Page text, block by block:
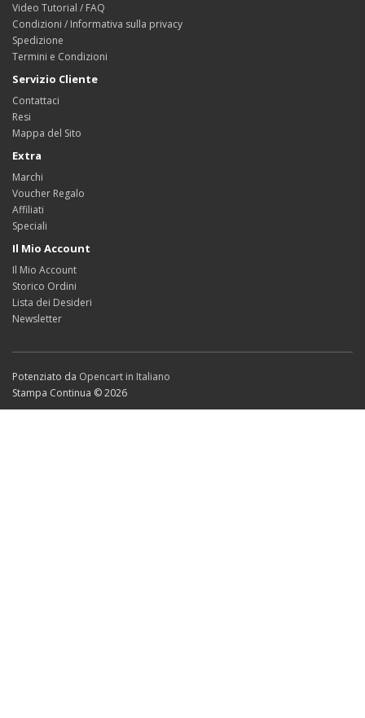
Video Tutorial / FAQ
Condizioni / Informativa sulla privacy
Spedizione
Termini e Condizioni
Servizio Cliente
Contattaci
Resi
Mappa del Sito
Extra
Marchi
Voucher Regalo
Affiliati
Speciali
Il Mio Account
Il Mio Account
Storico Ordini
Lista dei Desideri
Newsletter
Potenziato da Opencart in Italiano
Stampa Continua © 2026